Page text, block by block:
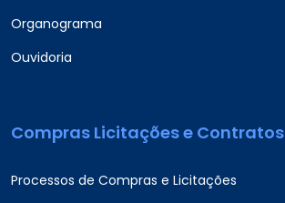
Organograma
Ouvidoria
Compras Licitações e Contratos
Processos de Compras e Licitações